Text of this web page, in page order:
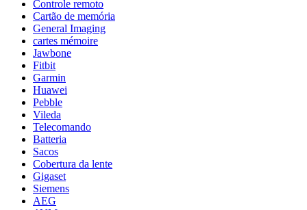
Controle remoto
Cartão de memória
General Imaging
cartes mémoire
Jawbone
Fitbit
Garmin
Huawei
Pebble
Vileda
Telecomando
Batteria
Sacos
Cobertura da lente
Gigaset
Siemens
AEG